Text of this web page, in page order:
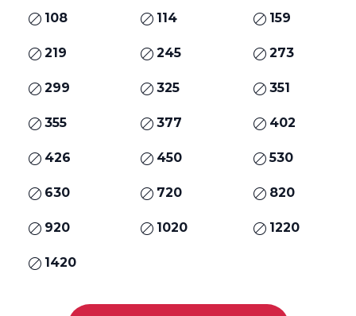
108 114 159
219 245 273
299 325 351
355 377 402
426 450 530
630 720 820
920 1020 1220
1420